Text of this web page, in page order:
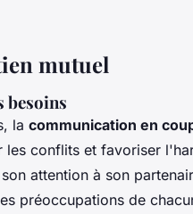
mutuel
besoins
la communication en
les conflits et favoriser
attention à son
préoccupations de